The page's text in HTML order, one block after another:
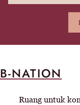
B-NATION
Ruang untuk